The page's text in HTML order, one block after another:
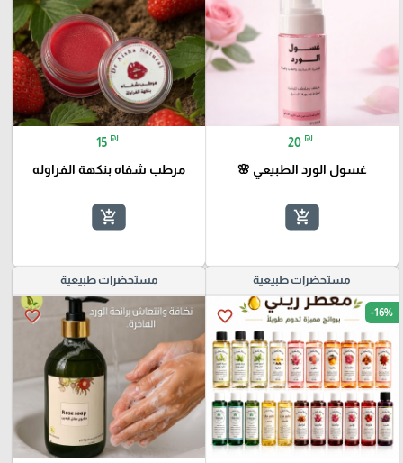
20 ₪
غسول الورد الطبيعي 🌸
add_shopping_cart
15 ₪
مرطب شفاه بنكهة الفراوله
add_shopping_cart
مستحضرات طبيعية
favorite_border -16%
مستحضرات طبيعية
favorite_border